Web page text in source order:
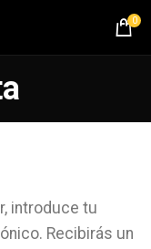
0
introduce tu
Recibirás un